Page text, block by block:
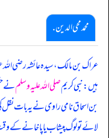
محمد محی الدین .
عراک بن مالک، سیدہ عائشہ رضی
ہیں: نبی کریمصلی اللہ علیہ وسلمنے
بن اسحاق نامی راوی نے یہ بات
لائے تو لوگ پیشاب یا پاخانے کے